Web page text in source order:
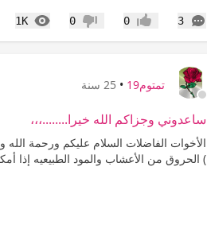
3
التعليقات إعجاب0 عدم إعجاب
0
1K
المشاهدات
تمتوم19 • 25 سنة
ساعدوني وجزاكم الله خيرا........،،،
الأخوات الفاضلات السلام عليكم ورحمة الله
) الحروق من الأعشاب والمود الطبيعيه إذا